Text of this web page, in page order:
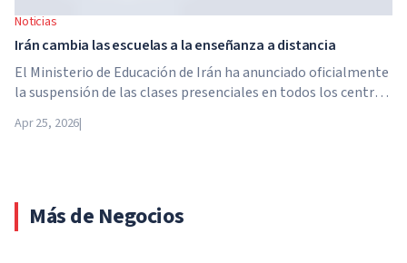
Noticias
Irán cambia las escuelas a la enseñanza a distancia
El Ministerio de Educación de Irán ha anunciado oficialmente
la suspensión de las clases presenciales en todos los centros
colegios y universidades pasan a la enseñanza a distancia por
Apr 25, 2026|
Más de Negocios